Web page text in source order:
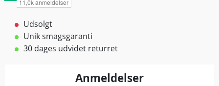
Udsolgt
Unik smagsgaranti
30 dages udvidet returret
Anmeldelser